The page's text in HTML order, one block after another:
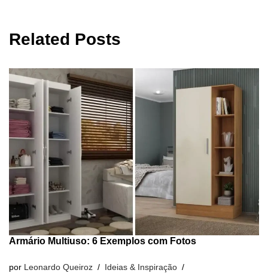
Related Posts
Armário Multiuso: 6 Exemplos com Fotos
por Leonardo Queiroz
Ideias & Inspiração